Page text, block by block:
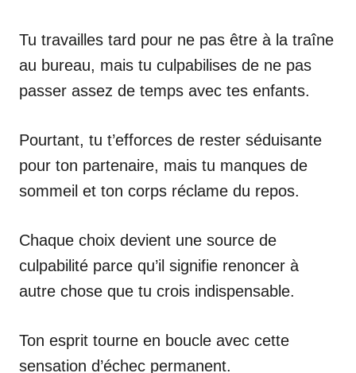
Tu travailles tard pour ne pas être à la traîne
au bureau, mais tu culpabilises de ne pas
passer assez de temps avec tes enfants.
Pourtant, tu t’efforces de rester séduisante
pour ton partenaire, mais tu manques de
sommeil et ton corps réclame du repos.
Chaque choix devient une source de
culpabilité parce qu’il signifie renoncer à
autre chose que tu crois indispensable.
Ton esprit tourne en boucle avec cette
sensation d’échec permanent.